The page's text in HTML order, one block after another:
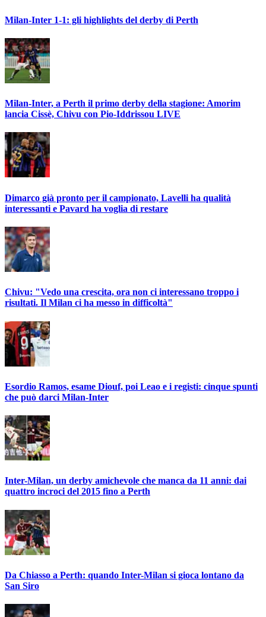
Milan-Inter 1-1: gli highlights del derby di Perth
Milan-Inter, a Perth il primo derby della stagione: Amorim
lancia Cissè, Chivu con Pio-Iddrissou LIVE
Dimarco già pronto per il campionato, Lavelli ha qualità
interessanti e Pavard ha voglia di restare
Chivu: "Vedo una crescita, ora non ci interessano troppo i
risultati. Il Milan ci ha messo in difficoltà"
Esordio Ramos, esame Diouf, poi Leao e i registi: cinque spunti
che può darci Milan-Inter
Inter-Milan, un derby amichevole che manca da 11 anni: dai
quattro incroci del 2015 fino a Perth
Da Chiasso a Perth: quando Inter-Milan si gioca lontano da
San Siro